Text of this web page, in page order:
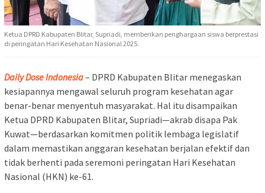
Ketua DPRD Kabupaten Blitar, Supriadi, memberikan penghargaan siswa berprestasi
di peringatan Hari Kesehatan Nasional 2025.
Daily Dose Indonesia– DPRD Kabupaten Blitar menegaskan
kesiapannya mengawal seluruh program kesehatan agar
benar-benar menyentuh masyarakat. Hal itu disampaikan
Ketua DPRD Kabupaten Blitar, Supriadi—akrab disapa Pak
Kuwat—berdasarkan komitmen politik lembaga legislatif
dalam memastikan anggaran kesehatan berjalan efektif dan
tidak berhenti pada seremoni peringatan Hari Kesehatan
Nasional (HKN) ke-61.